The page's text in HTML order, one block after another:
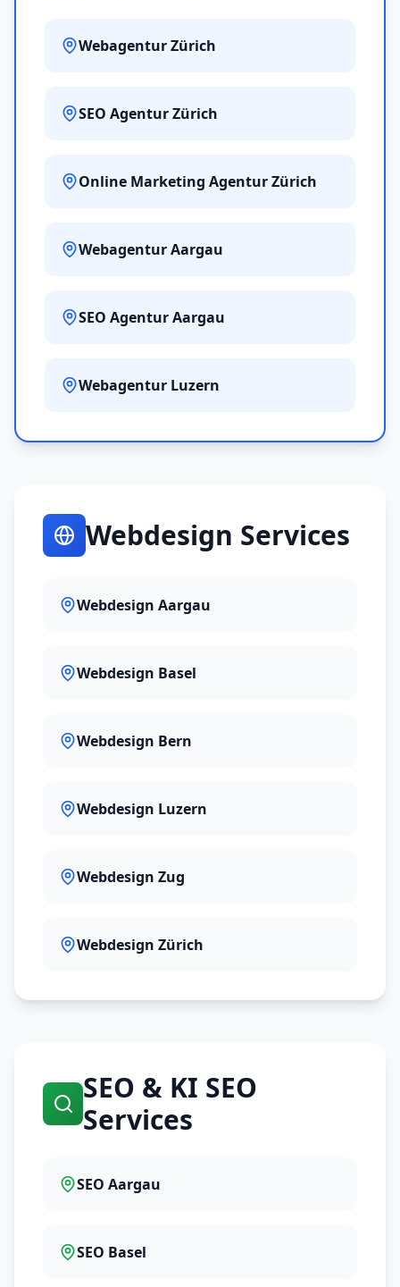
Webagentur Zürich
SEO Agentur Zürich
Online Marketing Agentur Zürich
Webagentur Aargau
SEO Agentur Aargau
Webagentur Luzern
Webdesign Services
Webdesign Aargau
Webdesign Basel
Webdesign Bern
Webdesign Luzern
Webdesign Zug
Webdesign Zürich
SEO & KI SEO
Services
SEO Aargau
SEO Basel